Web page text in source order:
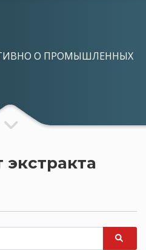
О ПРОМЫШЛЕННЫХ